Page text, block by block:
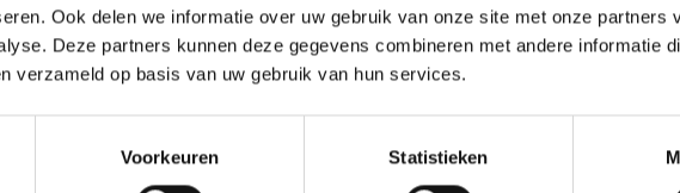
Ook delen we informatie over uw gebruik van onze site met onze partners
Deze partners kunnen deze gegevens combineren met andere informatie
verzameld op basis van uw gebruik van hun services.
Voorkeuren Statistieken
’ bouwt voort op 25 jaar toponderzoek door VUB-professor Vera Rogiers
alternatief voor dierproefonderzoek in (bio)medische research.
waaronder de VUB, gemachtigd om in 84 labo’s aan
te doen. De Brusselse regering wil met die onderzoeksinstellingen,
in haar geheel, in overleg treden teneinde een ruim draagvlak te